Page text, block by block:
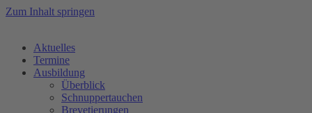
Zum Inhalt springen
Aktuelles
Termine
Ausbildung
Überblick
Schnuppertauchen
Brevetierungen